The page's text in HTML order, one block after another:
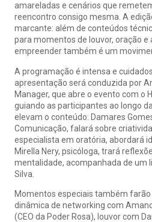
amareladas e cenários que
reencontro consigo mesma. A
marcante: além de conteúdos
para momentos de louvor, oração
empreender também é um
A programação é intensa e
apresentação será conduzida por
Manager, que abre o evento com o
guiando as participantes ao longo
elevam o conteúdo: Damares
Comunicação, falará sobre
especialista em oratória, abordará
Mirella Nery, psicóloga, trará
mentalidade, acompanhada de um
Silva.
Momentos especiais também
dinâmica de networking com
(CEO da Poder Rosa), louvor com